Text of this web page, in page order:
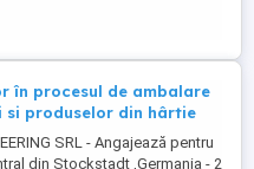
în procesul de ambalare
si produselor din hârtie
SRL - Angajează pentru
din Stockstadt ,Germania - 2